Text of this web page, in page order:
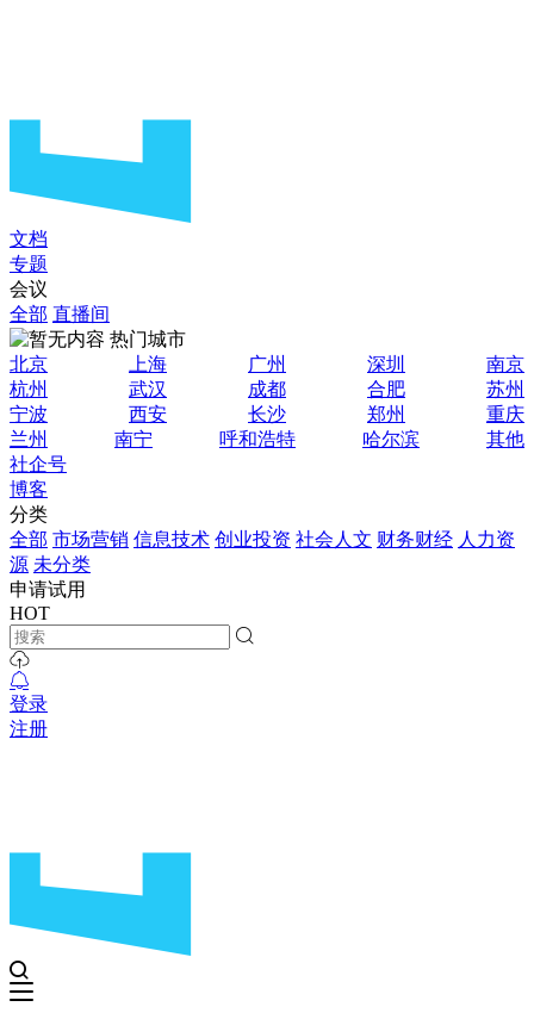
文档
专题
会议
全部 直播间
热门城市
北京
上海 广州 深圳
南京
杭州
武汉 成都 合肥
苏州
宁波
西安 长沙 郑州
重庆
兰州
南宁 呼和浩特 哈尔滨
其他
社企号
博客
分类
全部 市场营销 信息技术 创业投资 社会人文 财务财经 人力资
源 未分类
申请试用
HOT
登录
注册